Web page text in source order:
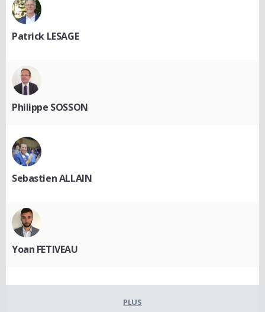
Patrick LESAGE
Philippe SOSSON
Sebastien ALLAIN
Yoan FETIVEAU
PLUS